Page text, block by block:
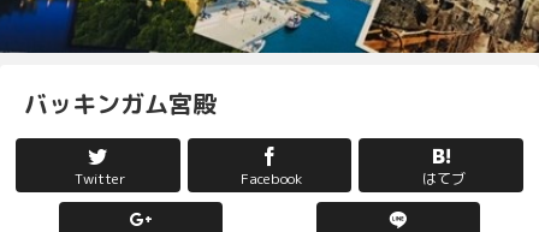
バッキンガム宮殿
Twitter Facebook はてブ